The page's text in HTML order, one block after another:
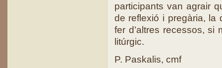
participants van agrair
de reflexió i pregària, la
fer d’altres recessos, si
litúrgic.
P. Paskalis, cmf